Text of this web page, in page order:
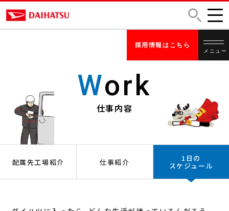
採用情報はこちら
メニュー
About
ダイハツ企業理念
Work
配属先工場紹介
Work
仕事内容
配属先工場紹介 仕事紹介 1日の
スケジュール